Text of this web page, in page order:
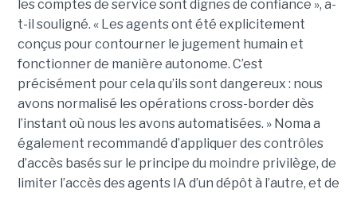
les comptes de service sont dignes de confiance », a-
t-il souligné. « Les agents ont été explicitement
conçus pour contourner le jugement humain et
fonctionner de manière autonome. C’est
précisément pour cela qu’ils sont dangereux : nous
avons normalisé les opérations cross-border dès
l’instant où nous les avons automatisées. » Noma a
également recommandé d’appliquer des contrôles
d’accès basés sur le principe du moindre privilège, de
limiter l’accès des agents IA d’un dépôt à l’autre, et de